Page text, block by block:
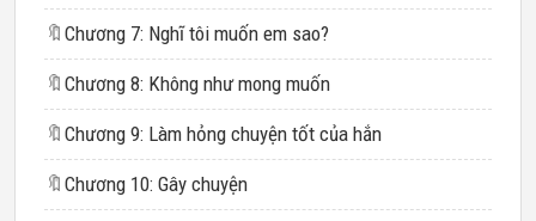
🔖 Chương 7: Nghĩ tôi muốn em sao?
🔖 Chương 8: Không như mong muốn
🔖 Chương 9: Làm hỏng chuyện tốt của hắn
🔖 Chương 10: Gây chuyện